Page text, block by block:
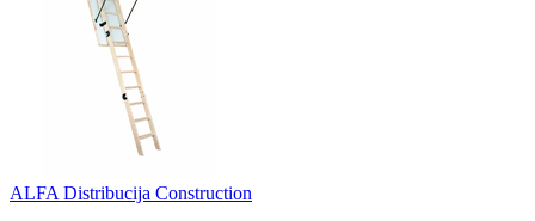
ALFA Distribucija Construction